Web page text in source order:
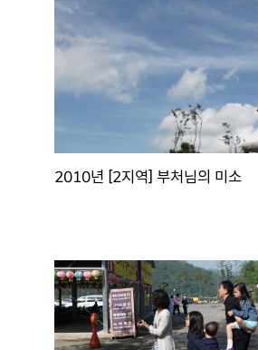
2010년 [2지역] 부처님의 미소